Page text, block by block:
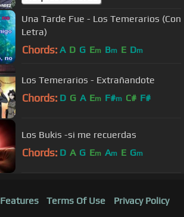
Una Tarde Fue - Los Temerarios (Con
Letra)
Chords: A D G Em Bm E Dm
Los Temerarios - Extrañandote
Chords: D G A Em F#m C# F#
Los Bukis -si me recuerdas
Chords: D A G Em Am E Gm
Features Terms Of Use
Privacy Policy